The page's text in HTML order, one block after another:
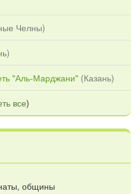
Челны)
)
"Аль-Марджани" (Казань)
все)
общины